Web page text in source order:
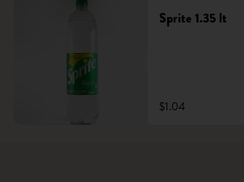
Sprite 1.35 lt
$1.04